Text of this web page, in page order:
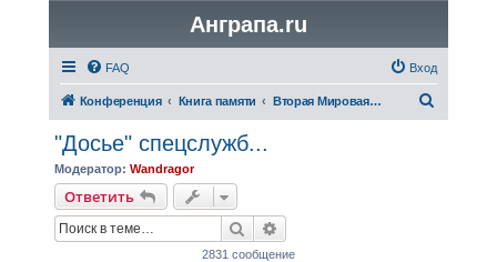
Анграпа.ru
FAQ Вход
Конференция Книга памяти Вторая Мировая война
"Досье" спецслужб...
Модератор: Wandragor
Ответить
Поиск
2831 сообщение